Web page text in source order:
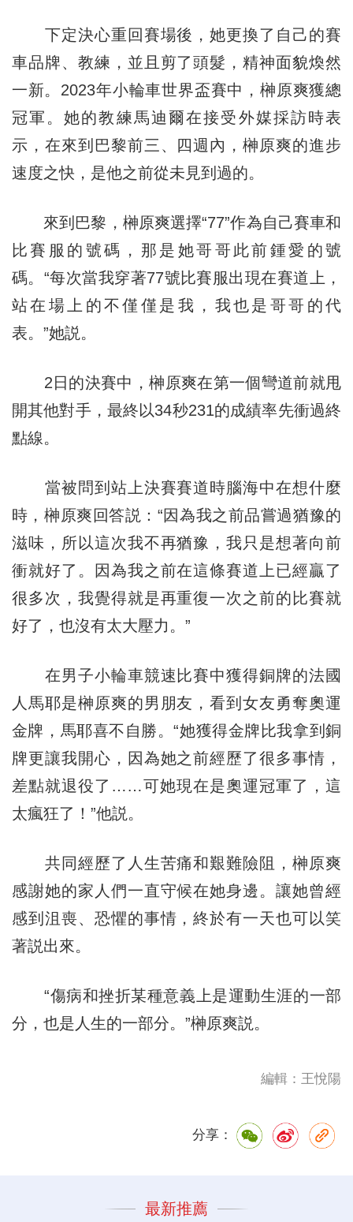
下定決心重回賽場後，她更換了自己的賽
車品牌、教練，並且剪了頭髮，精神面貌煥然
一新。2023年小輪車世界盃賽中，榊原爽獲總
冠軍。她的教練馬迪爾在接受外媒採訪時表
示，在來到巴黎前三、四週內，榊原爽的進步
速度之快，是他之前從未見到過的。
來到巴黎，榊原爽選擇“77”作為自己賽車和
比賽服的號碼，那是她哥哥此前鍾愛的號
碼。“每次當我穿著77號比賽服出現在賽道上，
站在場上的不僅僅是我，我也是哥哥的代
表。”她説。
2日的決賽中，榊原爽在第一個彎道前就甩
開其他對手，最終以34秒231的成績率先衝過終
點線。
當被問到站上決賽賽道時腦海中在想什麼
時，榊原爽回答説：“因為我之前品嘗過猶豫的
滋味，所以這次我不再猶豫，我只是想著向前
衝就好了。因為我之前在這條賽道上已經贏了
很多次，我覺得就是再重復一次之前的比賽就
好了，也沒有太大壓力。”
在男子小輪車競速比賽中獲得銅牌的法國
人馬耶是榊原爽的男朋友，看到女友勇奪奧運
金牌，馬耶喜不自勝。“她獲得金牌比我拿到銅
牌更讓我開心，因為她之前經歷了很多事情，
差點就退役了……可她現在是奧運冠軍了，這
太瘋狂了！”他説。
共同經歷了人生苦痛和艱難險阻，榊原爽
感謝她的家人們一直守候在她身邊。讓她曾經
感到沮喪、恐懼的事情，終於有一天也可以笑
著説出來。
“傷病和挫折某種意義上是運動生涯的一部
分，也是人生的一部分。”榊原爽説。
編輯：王悅陽
分享：
最新推薦